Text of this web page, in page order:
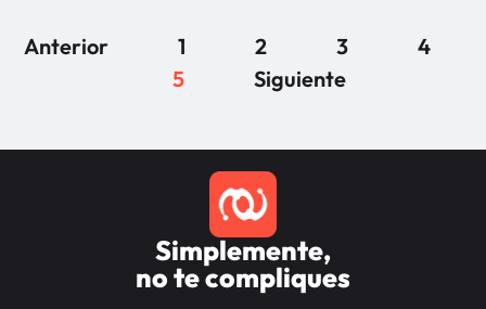
Anterior 1 2 3
4
5
Siguiente
Simplemente,
no te compliques